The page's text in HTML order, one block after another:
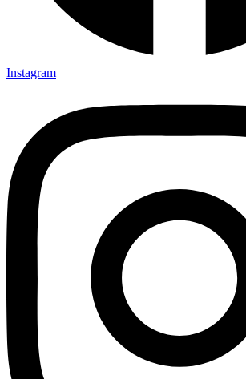
Instagram